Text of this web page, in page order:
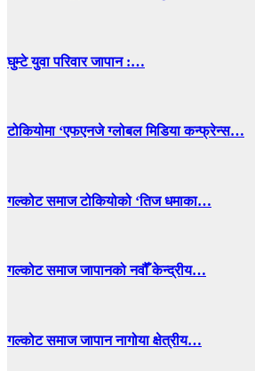
घुम्टे युवा परिवार जापान :…
टोकियोमा ‘एफएनजे ग्लोबल मिडिया कन्फ्रेन्स…
गल्कोट समाज टोकियोको ‘तिज धमाका…
गल्कोट समाज जापानको नवौँ केन्द्रीय…
गल्कोट समाज जापान नागोया क्षेत्रीय…